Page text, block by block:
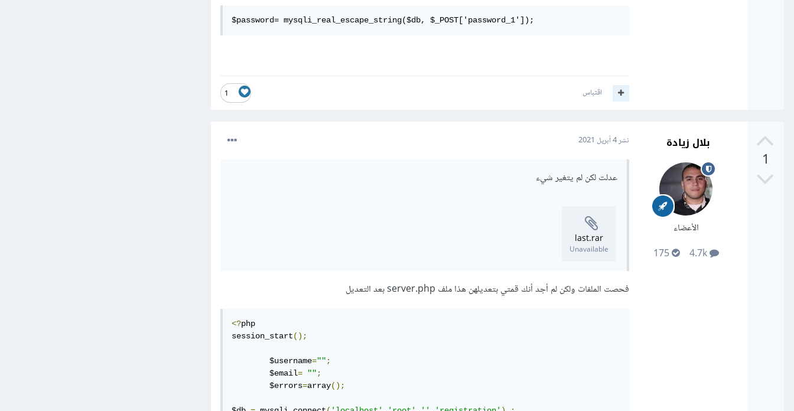
$password= mysqli_real_escape_string($db, $_POST['password_1']);
1 اقتباس
1
بلال زيادة
الأعضاء
4.7k
175
نشر4 أبريل 2021
عدلت لكن لم يتغير شيء
last.rar
Unavailable
فحصت الملفات ولكن لم أجد أنك قمتي بتعديلهن هذا ملف server.php بعد التعديل
<?php
session_start();
	$username
="" ;
	$email
= "" ;
	$errors
=array();